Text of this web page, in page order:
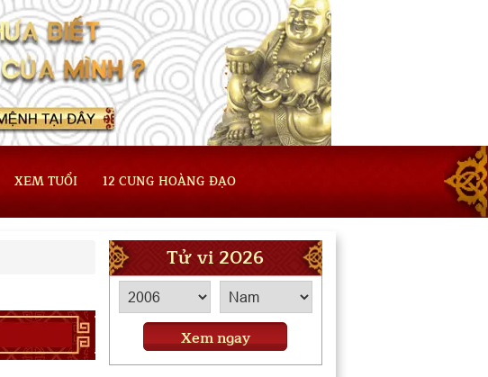
XEM TUỔI 12 CUNG HOÀNG ĐẠO
Tử vi 2026
Xem ngay